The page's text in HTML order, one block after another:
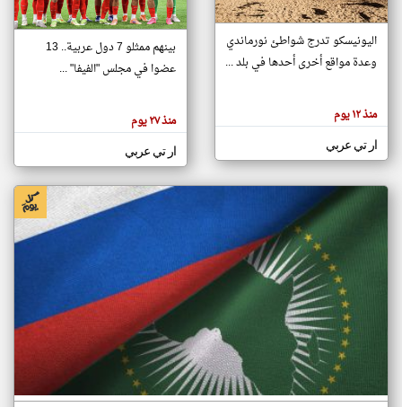
تغيير الدولة
اخبار جزر القمر على مدار الساعة
أهم اخبار جزر القمر العاجلة والمباشرة
هنا عن
وجهة
كاتبيها.
اليونيسكو تدرج شواطئ نورماندي
وعدة مواقع أخرى أحدها في بلد ...
منذ ١٢ يوم
ار تي عربي
بينهم ممثلو 7 دول عربية.. 13
عضوا في مجلس "الفيفا" ...
منذ ٢٧ يوم
ار تي عربي
klyoum.com